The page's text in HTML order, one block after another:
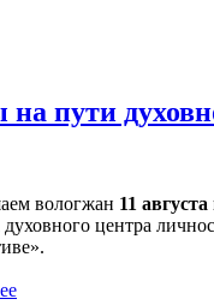
пути
вологжан 11 августа
духовного центра